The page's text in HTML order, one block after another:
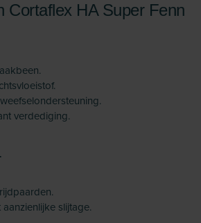
Cortaflex HA Super Fenn
verdediging.
slijtage.